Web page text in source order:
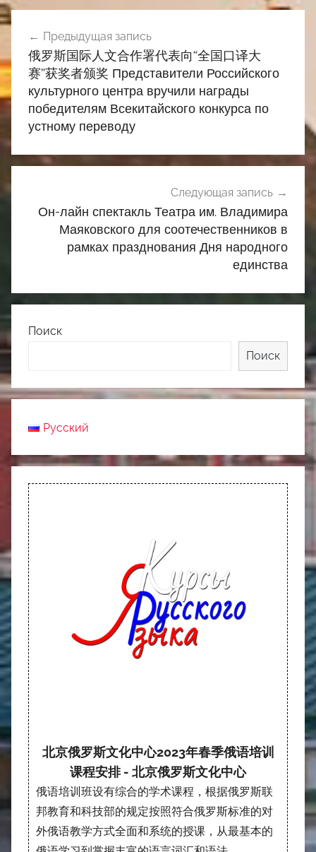
Навигация
по
записям
Предыдущая запись
俄罗斯国际人文合作署代表向“全国口译大
赛”获奖者颁奖 Представители Российского
культурного центра вручили награды
победителям Всекитайского конкурса по
устному переводу
Следующая запись
Он-лайн спектакль Театра им. Владимира
Маяковского для соотечественников в
рамках празднования Дня народного
единства
Поиск
Поиск
Русский
北京俄罗斯文化中心2023年春季俄语培训
课程安排 - 北京俄罗斯文化中心
俄语培训班设有综合的学术课程，根据俄罗斯联
邦教育和科技部的规定按照符合俄罗斯标准的对
外俄语教学方式全面和系统的授课，从最基本的